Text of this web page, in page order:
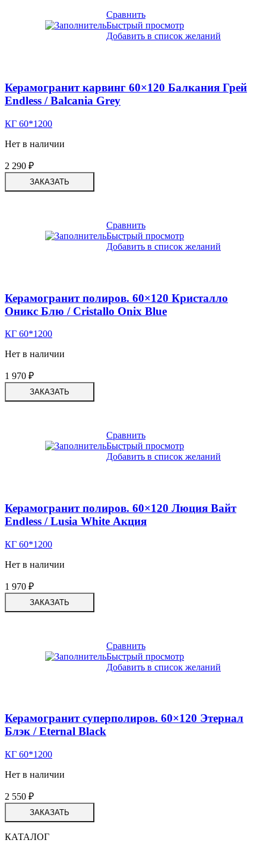
Сравнить
Быстрый просмотр
Добавить в список желаний
Керамогранит карвинг 60×120 Балкания Грей
Endless / Balcania Grey
КГ 60*1200
Нет в наличии
2 290 ₽
ЗАКАЗАТЬ
Сравнить
Быстрый просмотр
Добавить в список желаний
Керамогранит полиров. 60×120 Кристалло
Оникс Блю / Cristallo Onix Blue
КГ 60*1200
Нет в наличии
1 970 ₽
ЗАКАЗАТЬ
Сравнить
Быстрый просмотр
Добавить в список желаний
Керамогранит полиров. 60×120 Люция Вайт
Endless / Lusia White Акция
КГ 60*1200
Нет в наличии
1 970 ₽
ЗАКАЗАТЬ
Сравнить
Быстрый просмотр
Добавить в список желаний
Керамогранит суперполиров. 60×120 Этернал
Блэк / Eternal Black
КГ 60*1200
Нет в наличии
2 550 ₽
ЗАКАЗАТЬ
КАТАЛОГ